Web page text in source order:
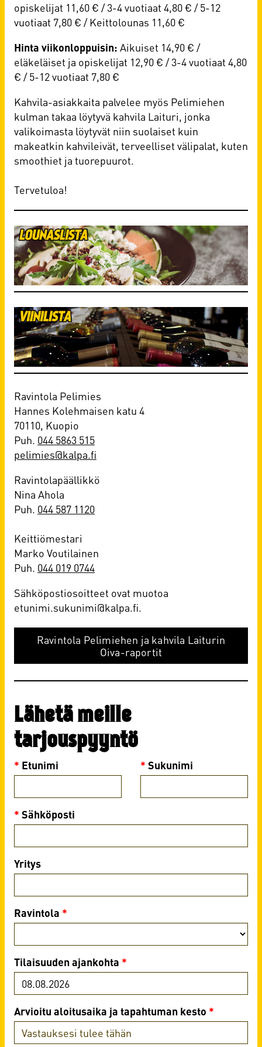
opiskelijat 11,60 € / 3-4 vuotiaat 4,80 € / 5-12
vuotiaat 7,80 € / Keittolounas 11,60 €
Hinta viikonloppuisin: Aikuiset 14,90 € /
eläkeläiset ja opiskelijat 12,90 € / 3-4 vuotiaat 4,80
€ / 5-12 vuotiaat 7,80 €
Kahvila-asiakkaita palvelee myös Pelimiehen
kulman takaa löytyvä kahvila Laituri, jonka
valikoimasta löytyvät niin suolaiset kuin
makeatkin kahvileivät, terveelliset välipalat, kuten
smoothiet ja tuorepuurot.
Tervetuloa!​​​​​​​
Ravintola Pelimies
Hannes Kolehmaisen katu 4
70110, Kuopio
Puh. 044 5863 515
pelimies@kalpa.fi
Ravintolapäällikkö
Nina Ahola
Puh. 044 587 1120
Keittiömestari
Marko Voutilainen
Puh. 044 019 0744
Sähköpostiosoitteet ovat muotoa
etunimi.sukunimi@kalpa.fi.
Ravintola Pelimiehen ja kahvila Laiturin
Oiva-raportit
Lähetä meille
tarjouspyyntö
* Etunimi * Sukunimi
* Sähköposti
Yritys
Ravintola *
Tilaisuuden ajankohta *
Arvioitu aloitusaika ja tapahtuman kesto *